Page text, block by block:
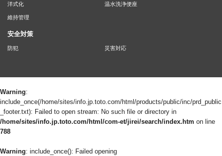
洋式化 温水洗浄便座
維持管理
安全対策
防犯 災害対応
Warning:
include_once(/home/sites/info.jp.toto.com/html/products/public/inc/prd_public
_footer.txt): Failed to open stream: No such file or directory in
/home/sites/info.jp.toto.com/html/com-et/jirei/search/index.htm on line
788
Warning: include_once(): Failed opening